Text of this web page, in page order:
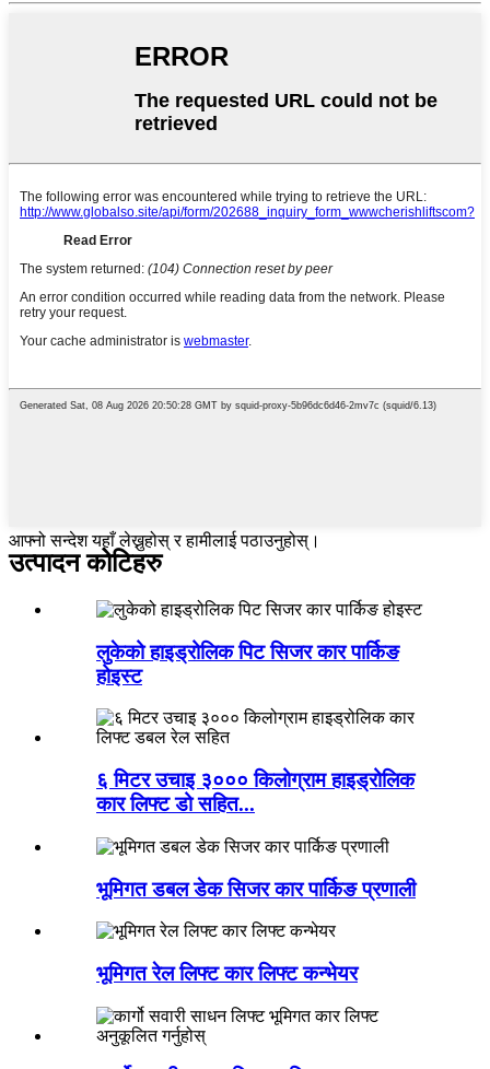
आफ्नो सन्देश यहाँ लेख्नुहोस् र हामीलाई पठाउनुहोस्।
उत्पादन कोटिहरु
लुकेको हाइड्रोलिक पिट सिजर कार पार्किङ
होइस्ट
६ मिटर उचाइ ३००० किलोग्राम हाइड्रोलिक
कार लिफ्ट डो सहित...
भूमिगत डबल डेक सिजर कार पार्किङ प्रणाली
भूमिगत रेल लिफ्ट कार लिफ्ट कन्भेयर